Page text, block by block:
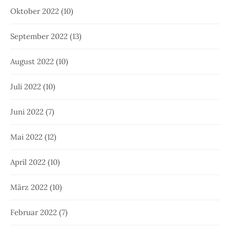
Oktober 2022 (10)
September 2022 (13)
August 2022 (10)
Juli 2022 (10)
Juni 2022 (7)
Mai 2022 (12)
April 2022 (10)
März 2022 (10)
Februar 2022 (7)